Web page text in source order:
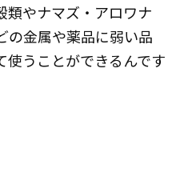
類やナマズ・アロワナ
の金属や薬品に弱い品
使うことができるんです